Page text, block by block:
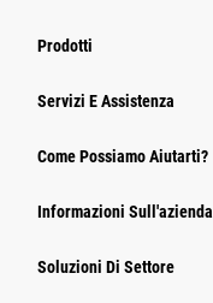
Prodotti
Servizi E Assistenza
Come Possiamo Aiutarti?
Informazioni Sull'azienda
Soluzioni Di Settore